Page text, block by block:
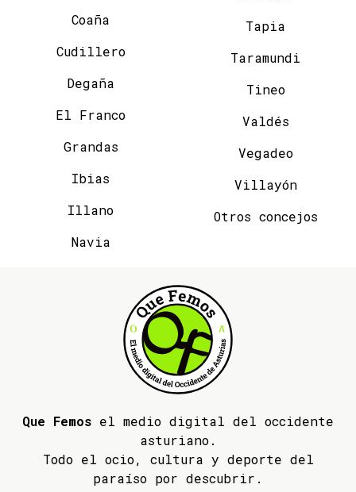
Coaña
Cudillero
Degaña
El Franco
Grandas
Ibias
Illano
Navia
Tapia
Taramundi
Tineo
Valdés
Vegadeo
Villayón
Otros concejos
Que Femos el medio digital del occidente
asturiano.
Todo el ocio, cultura y deporte del
paraíso por descubrir.